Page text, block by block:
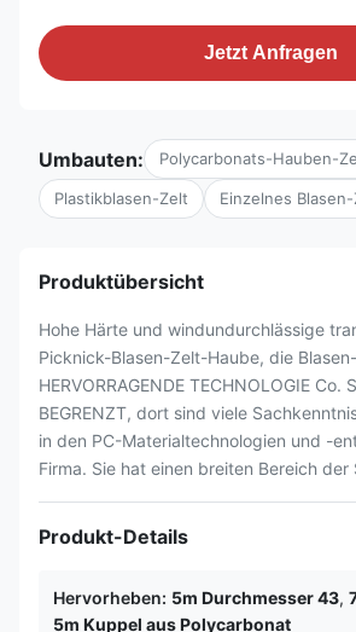
Jetzt Anfragen
Umbauten: Polycarbonats-Hauben-
Plastikblasen-Zelt Einzelnes
Produktübersicht
Hohe Härte und windundurchlässige
Picknick-Blasen-Zelt-Haube, die
HERVORRAGENDE TECHNOLOGIE Co.
BEGRENZT, dort sind viele
in den PC-Materialtechnologien und -
Firma. Sie hat einen breiten Bereich der
Produkt-Details
Hervorheben: 5m Durchmesser 43,
5m Kuppel aus Polycarbonat